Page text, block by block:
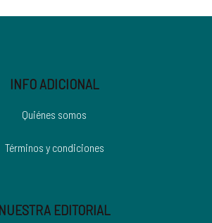
INFO ADICIONAL
Quiénes somos
Términos y condiciones
NUESTRA EDITORIAL